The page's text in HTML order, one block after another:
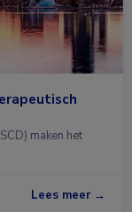
maken het
Lees meer →